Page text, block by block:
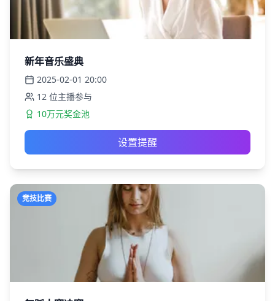
新年音乐盛典
2025-02-01 20:00
12 位主播参与
10万元奖金池
设置提醒
竞技比赛